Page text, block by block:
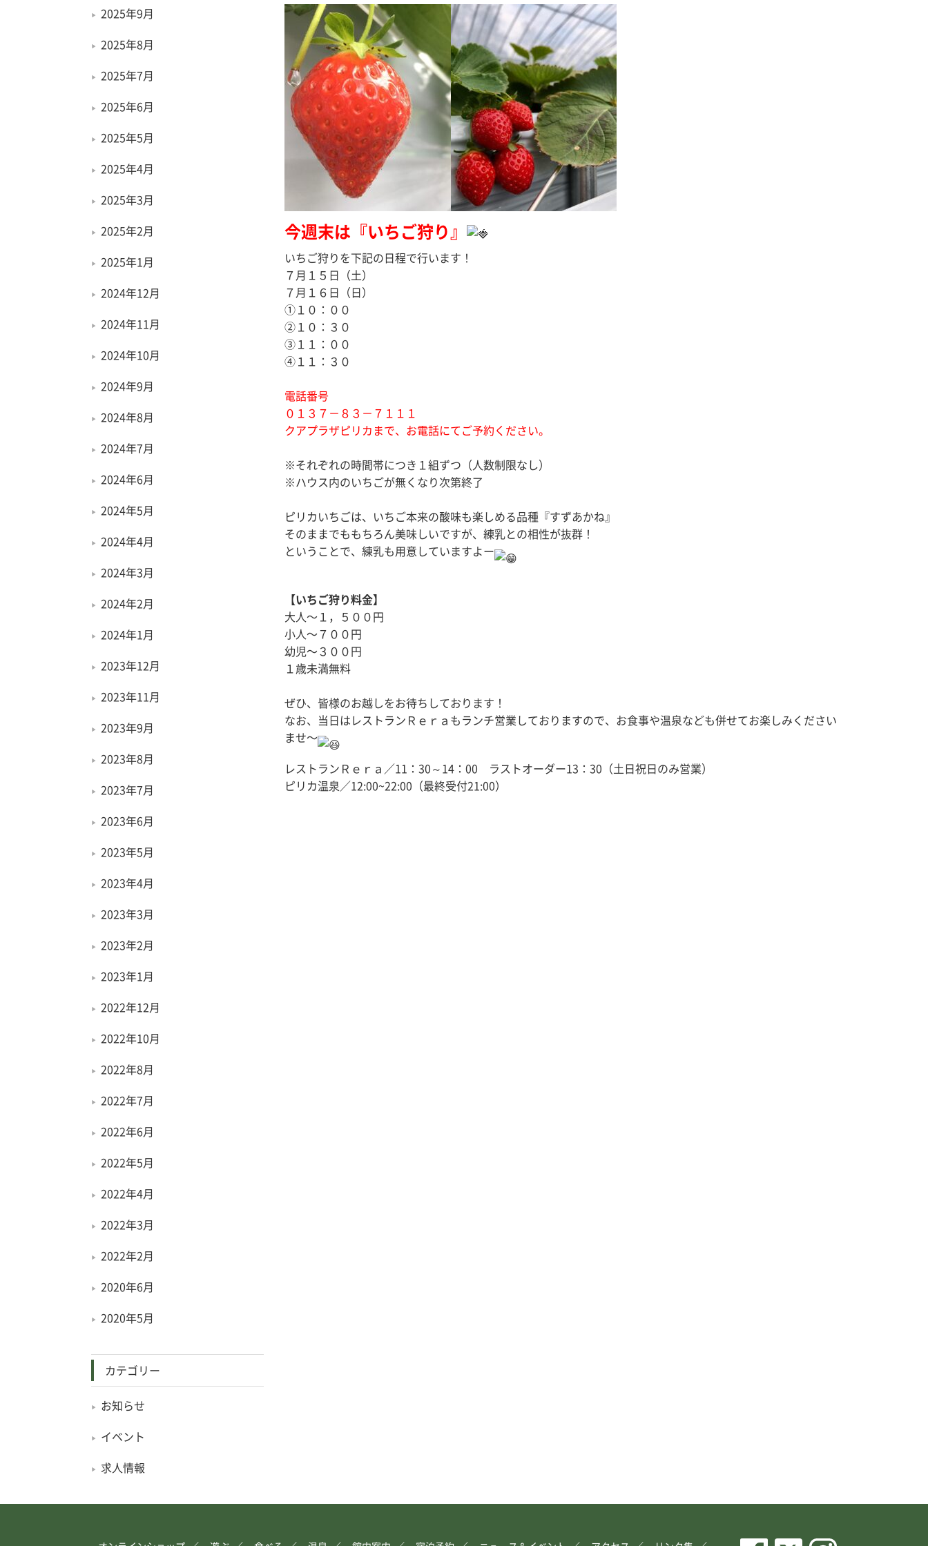
今週末は『いちご狩り』
いちご狩りを下記の日程で行います！
７月１５日（土）
７月１６日（日）
①１０：００
②１０：３０
③１１：００
④１１：３０
電話番号
０１３７－８３－７１１１
クアプラザピリカまで、お電話にてご予約ください。
※それぞれの時間帯につき１組ずつ（人数制限なし）
※ハウス内のいちごが無くなり次第終了
ピリカいちごは、いちご本来の酸味も楽しめる品種『すずあかね』
そのままでももちろん美味しいですが、練乳との相性が抜群！
ということで、練乳も用意していますよー
【いちご狩り料金】
大人〜１，５００円
小人〜７００円
幼児〜３００円
１歳未満無料
ぜひ、皆様のお越しをお待ちしております！
なお、当日はレストランＲｅｒａもランチ営業しておりますので、お食事や温泉なども併せてお楽しみください
ませ〜
レストランＲｅｒａ／11：30～14：00 ラストオーダー13：30（土日祝日のみ営業）
ピリカ温泉／12:00~22:00（最終受付21:00）
2025年9月
2025年8月
2025年7月
2025年6月
2025年5月
2025年4月
2025年3月
2025年2月
2025年1月
2024年12月
2024年11月
2024年10月
2024年9月
2024年8月
2024年7月
2024年6月
2024年5月
2024年4月
2024年3月
2024年2月
2024年1月
2023年12月
2023年11月
2023年9月
2023年8月
2023年7月
2023年6月
2023年5月
2023年4月
2023年3月
2023年2月
2023年1月
2022年12月
2022年10月
2022年8月
2022年7月
2022年6月
2022年5月
2022年4月
2022年3月
2022年2月
2020年6月
2020年5月
カテゴリー
お知らせ
イベント
求人情報